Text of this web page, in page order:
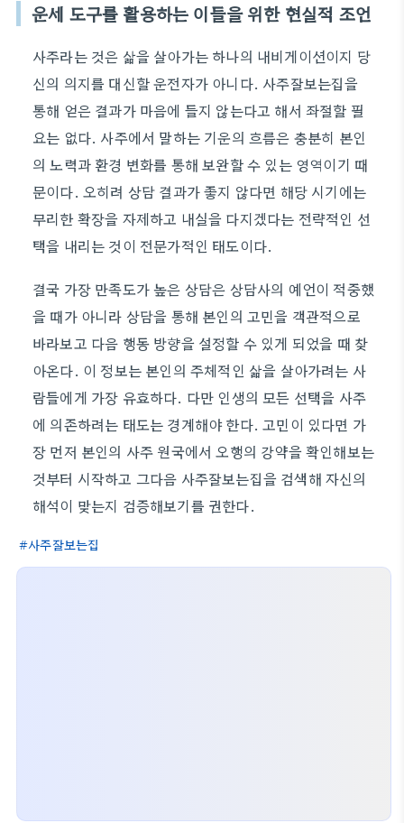
운세 도구를 활용하는 이들을 위한 현실적 조언
사주라는 것은 삶을 살아가는 하나의 내비게이션이지 당
신의 의지를 대신할 운전자가 아니다. 사주잘보는집을
통해 얻은 결과가 마음에 들지 않는다고 해서 좌절할 필
요는 없다. 사주에서 말하는 기운의 흐름은 충분히 본인
의 노력과 환경 변화를 통해 보완할 수 있는 영역이기 때
문이다. 오히려 상담 결과가 좋지 않다면 해당 시기에는
무리한 확장을 자제하고 내실을 다지겠다는 전략적인 선
택을 내리는 것이 전문가적인 태도이다.
결국 가장 만족도가 높은 상담은 상담사의 예언이 적중했
을 때가 아니라 상담을 통해 본인의 고민을 객관적으로
바라보고 다음 행동 방향을 설정할 수 있게 되었을 때 찾
아온다. 이 정보는 본인의 주체적인 삶을 살아가려는 사
람들에게 가장 유효하다. 다만 인생의 모든 선택을 사주
에 의존하려는 태도는 경계해야 한다. 고민이 있다면 가
장 먼저 본인의 사주 원국에서 오행의 강약을 확인해보는
것부터 시작하고 그다음 사주잘보는집을 검색해 자신의
해석이 맞는지 검증해보기를 권한다.
사주잘보는집